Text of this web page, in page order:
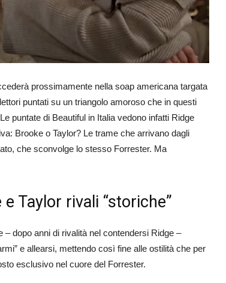
prossimamente nella soap americana targata
puntati su un triangolo amoroso che in questi
puntate di Beautiful in Italia vedono infatti Ridge
Brooke o Taylor? Le trame che arrivano dagli
che sconvolge lo stesso Forrester. Ma
Taylor rivali “storiche”
– dopo anni di rivalità nel contendersi Ridge –
e allearsi, mettendo così fine alle ostilità che per
esclusivo nel cuore del Forrester.